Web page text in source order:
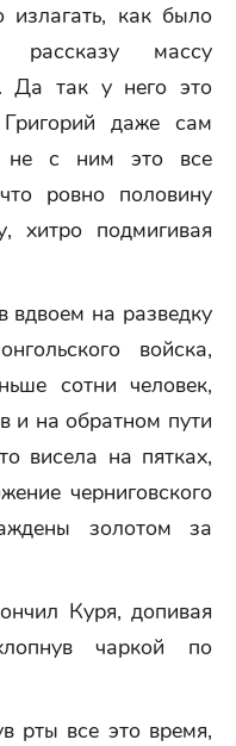
излагать, как было
рассказу массу
Да так у него это
даже сам
не с ним это все
ровно половину
хитро подмигивая
вдвоем на разведку
войска,
сотни человек,
и на обратном пути
висела на пятках,
черниговского
золотом за
Куря, допивая
чаркой по
рты все это время,